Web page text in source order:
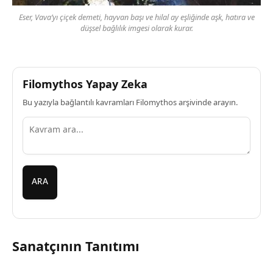
Eser, Vava’yı çiçek demeti, hayvan başı ve hilal ay eşliğinde aşk, hatıra ve
düşsel bağlılık imgesi olarak kurar.
Filomythos Yapay Zeka
Bu yazıyla bağlantılı kavramları Filomythos arşivinde arayın.
ARA
Sanatçının Tanıtımı